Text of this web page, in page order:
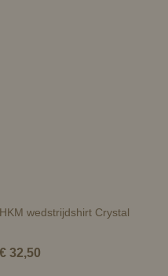
HKM wedstrijdshirt Crystal
€ 32,50